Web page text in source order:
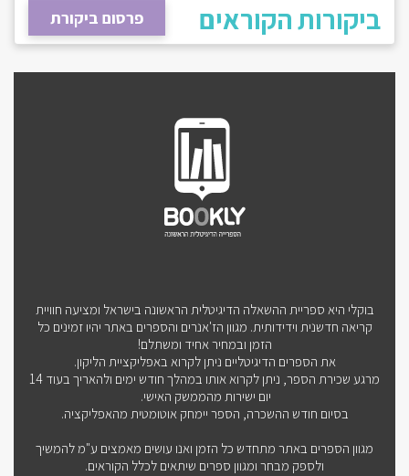
פרסום ביקורת ביקורות הקוראים
בוקלי היא ספריית ההשאלה הדיגיטלית הראשונה בישראל ומציעה חוויית
קריאה חדשנית וידידותית. מגוון הז'אנרים והספרים באתר יהיו זמינים כל
הזמן ובמחיר אחיד ומשתלם!
את הספרים הדיגיטליים ניתן לקרוא באפליקציית הליקון.
מרגע שכירת הספר, ניתן לקרוא אותו במהלך חודש ימים ולהאריך בעוד 14
יום ישירות מהממשק האישי.
בסיום חודש ההשכרה, הספר יימחק אוטומטית מהאפליקציה.
מגוון הספרים באתר מתחדש כל הזמן ואנו עושים מאמצים ע"מ להמשיך
ולספק מבחר ומגוון ספרים שיתאים לכלל הקוראים.